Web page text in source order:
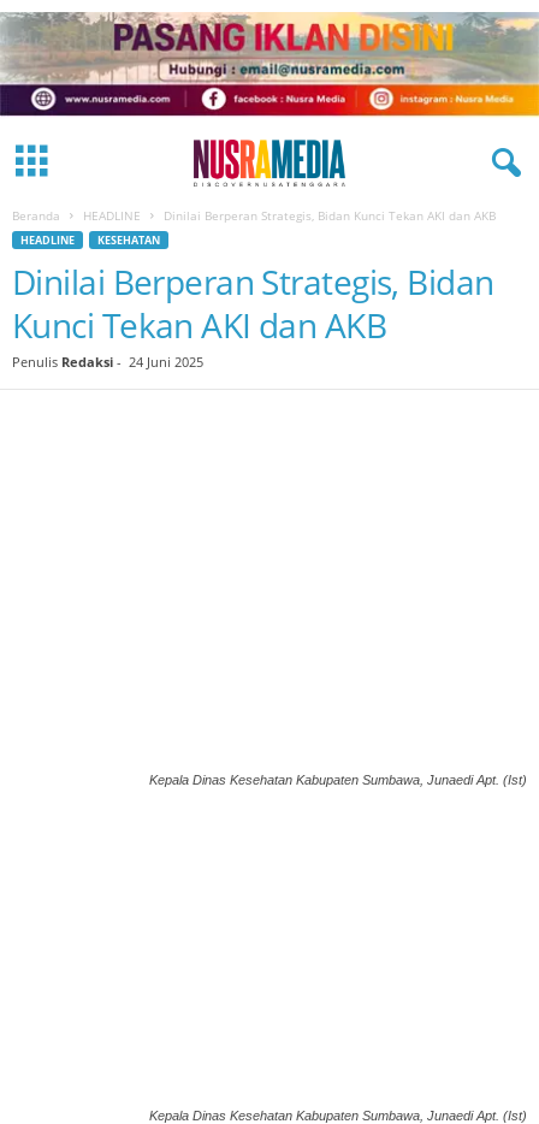
Beranda HEADLINE Dinilai Berperan Strategis, Bidan Kunci Tekan AKI dan AKB
HEADLINE KESEHATAN
Dinilai Berperan Strategis, Bidan
Kunci Tekan AKI dan AKB
Penulis Redaksi - 24 Juni 2025
Kepala Dinas Kesehatan Kabupaten Sumbawa, Junaedi Apt. (Ist)
Kepala Dinas Kesehatan Kabupaten Sumbawa, Junaedi Apt. (Ist)